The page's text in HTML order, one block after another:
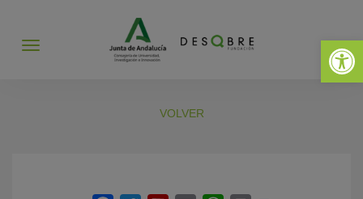
Abrir
Abrir
VOLVER